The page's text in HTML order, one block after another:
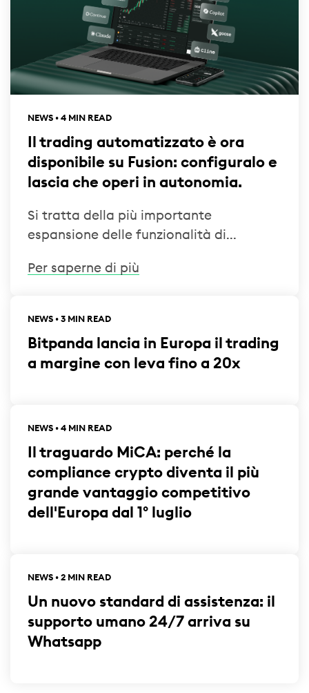
NEWS • 4 MIN READ
Il trading automatizzato è ora
disponibile su Fusion: configuralo e
lascia che operi in autonomia.
Si tratta della più importante
espansione delle funzionalità di...
Per saperne di più
NEWS • 3 MIN READ
Bitpanda lancia in Europa il trading
a margine con leva fino a 20x
NEWS • 4 MIN READ
Il traguardo MiCA: perché la
compliance crypto diventa il più
grande vantaggio competitivo
dell'Europa dal 1° luglio
NEWS • 2 MIN READ
Un nuovo standard di assistenza: il
supporto umano 24/7 arriva su
Whatsapp